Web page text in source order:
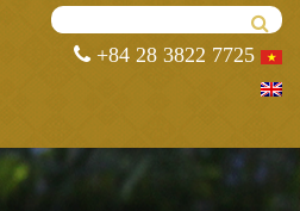
+84 28 3822 7725